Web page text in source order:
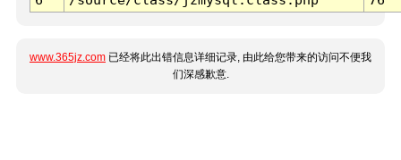
www.365jz.com 已经将此出错信息详细记录, 由此给您带来的访问不便我
们深感歉意.